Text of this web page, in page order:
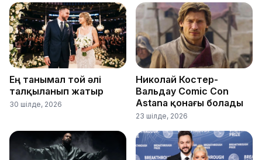
Ең танымал той әлі
талқыланып жатыр
30 шілде, 2026
Николай Костер-
Вальдау Comic Con
Astana қонағы болады
23 шілде, 2026